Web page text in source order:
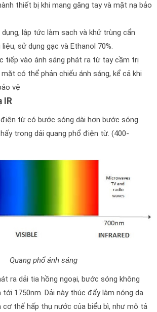
thiết bị khi mang găng tay và mặt nạ bảo
lập tức làm sạch và khử trùng cẩn
sử dụng gạc và Ethanol 70%.
tiếp vào ánh sáng phát ra từ tay cầm trị
mặt có thể phản chiếu ánh sáng, kể cả khi
vệ
IR
điện từ có bước sóng dài hơn bước sóng
trong dải quang phổ điện từ. (400-
Quang phổ ánh sáng
ra dải tia hồng ngoại, bước sóng không
tới 1750nm. Dải này thúc đẩy làm nóng da
cơ thế hấp thụ nước của biểu bì, như mô tả